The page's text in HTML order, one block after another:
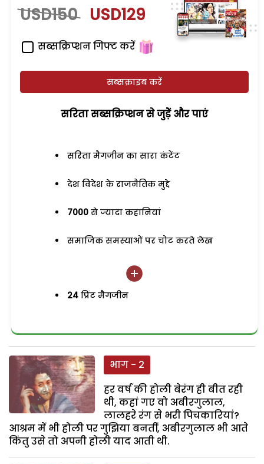
USD150 USD129
सब्सक्रिप्शन गिफ्ट करें
सब्सक्राइब करें
सरिता सब्सक्रिप्शन से जुड़ेें और पाएं
सरिता मैगजीन का सारा कंटेंट
देश विदेश के राजनैतिक मुद्दे
7000 से ज्यादा कहानियां
समाजिक समस्याओं पर चोट करते लेख
24 प्रिंट मैगजीन
भाग - 2
हर वर्ष की होली बेरंग ही बीत रही
थी, कहां गए वो अबीरगुलाल,
लालहरे रंग से भरी पिचकारियां?
आश्रम में भी होली पर गुझिया बनतीं, अबीरगुलाल भी आते
किंतु उसे तो अपनी होली याद आती थी.